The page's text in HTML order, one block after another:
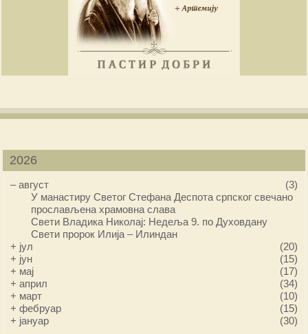
2026
–август
(3)
У манастиру Светог Стефана Деспота српског свечано
прослављена храмовна слава
Свети Владика Николај: Недеља 9. по Духовдану
Свети пророк Илија – Илиндан
+ јул
(20)
+ јун
(15)
+ мај
(17)
+април
(34)
+ март
(10)
+фебруар
(15)
+ јануар (30)